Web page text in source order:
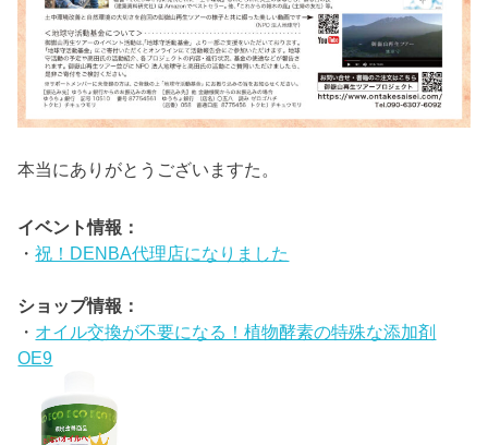
本当にありがとうございますた。
イベント情報：
・祝！DENBA代理店になりました
ショップ情報：
・ オイル交換が不要になる！植物酵素の特殊な添加剤
OE9